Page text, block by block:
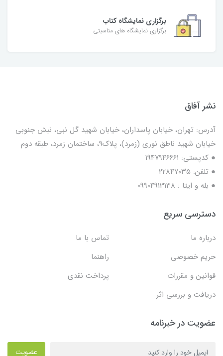
برگزاری نمایشگاه کتاب
برگزاری نمایشگاه های مناسبتی
نشر آفاق
آدرس: تهران، خیابان پاسداران، خیابان شهید گل نبی، نبش جنوبی
خیابان شهید ناطق نوری (زمرد)، پلاک9، ساختمان زمرد، طبقه دوم
● کدپستی: ۱۹۴۷۹۴۶۶۶۱
● تلفن: ٢٢٨۴٧۰۳۵
● بله و ایتا : 09904913138
دسترسی سریع
درباره ما
تماس با ما
حریم خصوصی
راهنما
قوانین و مقررات
پرداخت نقدی
دریافت و بررسی اثر
عضویت در خبرنامه
عضویت